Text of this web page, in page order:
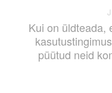
Kui on üldteada,
püütud neid